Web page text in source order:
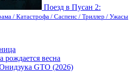
Поезд в Пусан 2:
/ Катастрофа / Саспенс / Триллер / Ужасы
весна
GTO (2026)